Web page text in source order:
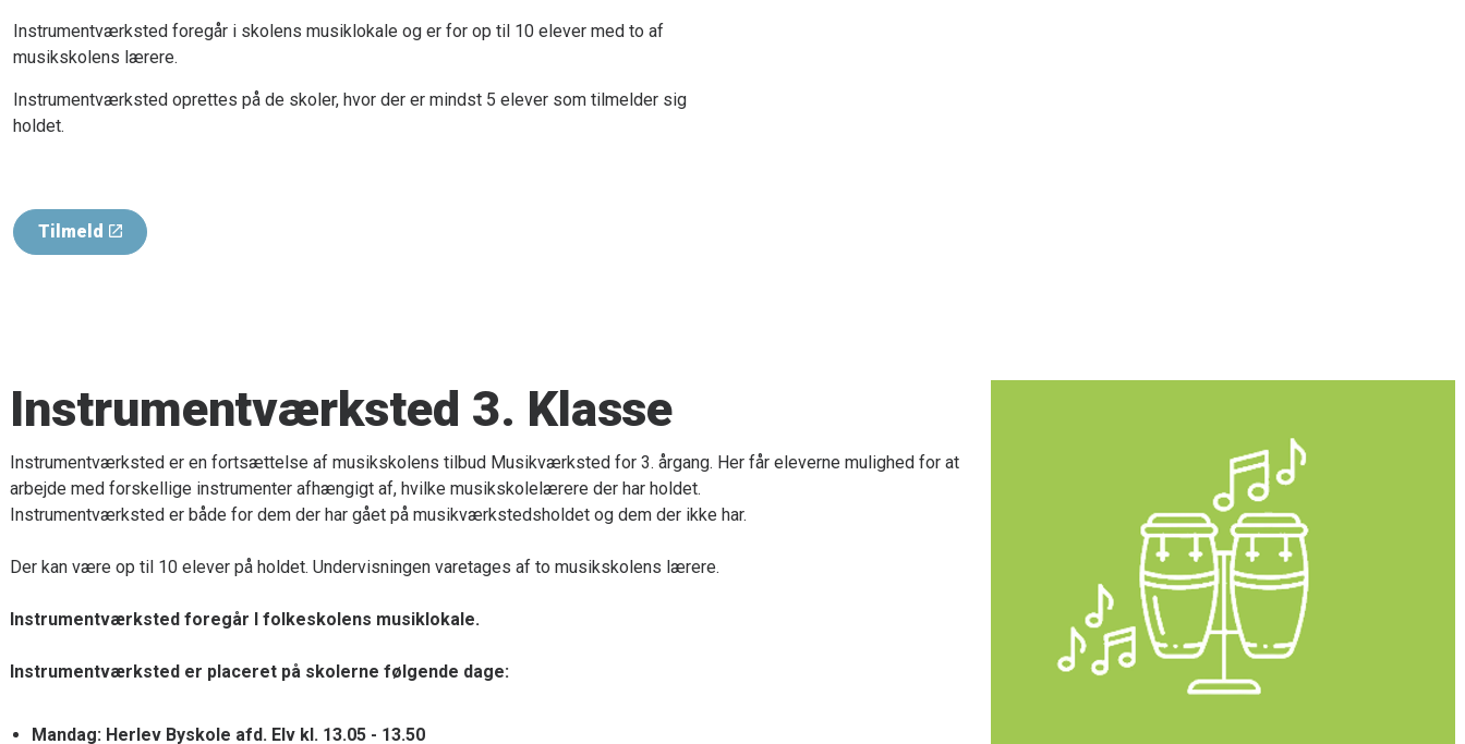
Instrumentværksted foregår i skolens musiklokale og er for op til 10 elever med to af
musikskolens lærere.
Instrumentværksted oprettes på de skoler, hvor der er mindst 5 elever som tilmelder sig
holdet.
Tilmeld
Instrumentværksted 3. Klasse
Instrumentværksted er en fortsættelse af musikskolens tilbud Musikværksted for 3. årgang. Her får eleverne mulighed for at
arbejde med forskellige instrumenter afhængigt af, hvilke musikskolelærere der har holdet.
Instrumentværksted er både for dem der har gået på musikværkstedsholdet og dem der ikke har.
Der kan være op til 10 elever på holdet. Undervisningen varetages af to musikskolens lærere.
Instrumentværksted foregår I folkeskolens musiklokale.
Instrumentværksted er placeret på skolerne følgende dage:
Mandag: Herlev Byskole afd. Elv kl. 13.05 - 13.50